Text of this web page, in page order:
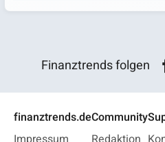
Finanztrends folgen
finanztrends.deCommunity